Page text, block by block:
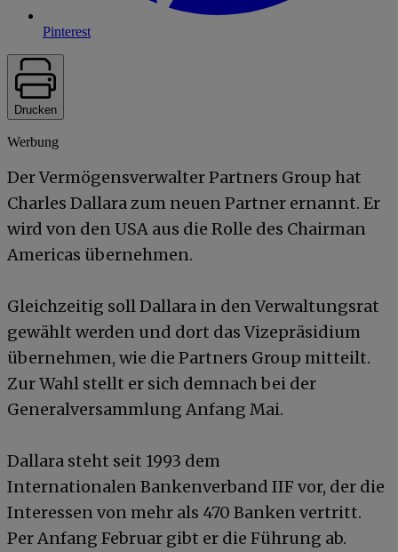
Pinterest
Drucken
Werbung
Der Vermögensverwalter Partners Group hat
Charles Dallara zum neuen Partner ernannt. Er
wird von den USA aus die Rolle des Chairman
Americas übernehmen.
Gleichzeitig soll Dallara in den Verwaltungsrat
gewählt werden und dort das Vizepräsidium
übernehmen, wie die Partners Group mitteilt.
Zur Wahl stellt er sich demnach bei der
Generalversammlung Anfang Mai.
Dallara steht seit 1993 dem
Internationalen Bankenverband IIF vor, der die
Interessen von mehr als 470 Banken vertritt.
Per Anfang Februar gibt er die Führung ab.